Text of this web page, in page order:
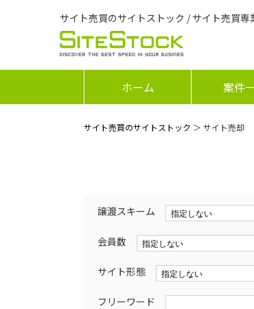
サイト売買のサイトストック / サイト売買
ホーム 案件
サイト売買のサイトストック ＞ サイト売却
譲渡スキーム
会員数
サイト形態
フリーワード